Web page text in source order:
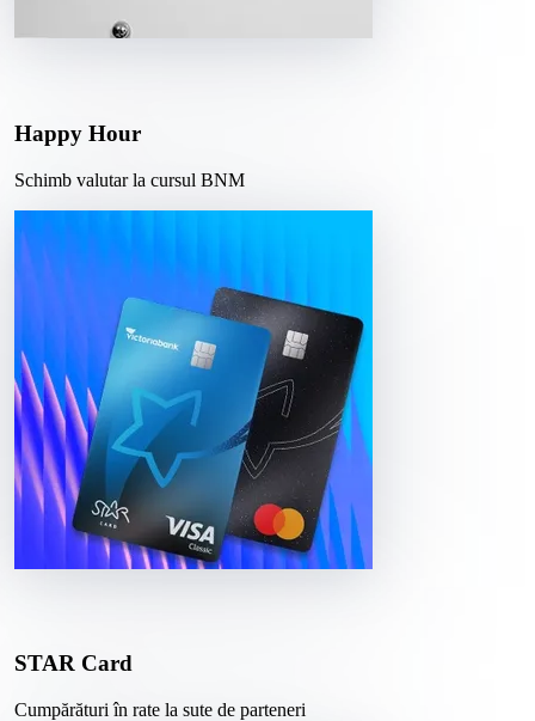
Happy Hour
Schimb valutar la cursul BNM
STAR Card
Cumpărături în rate la sute de parteneri